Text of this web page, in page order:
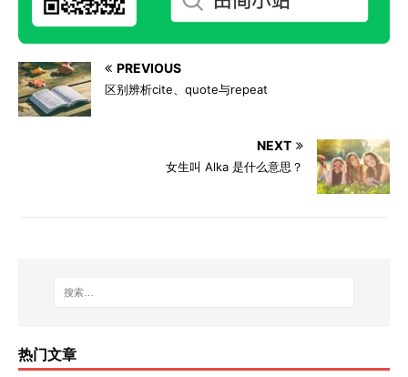
PREVIOUS
区别辨析cite、quote与repeat
NEXT
女生叫 Alka 是什么意思？
热门文章